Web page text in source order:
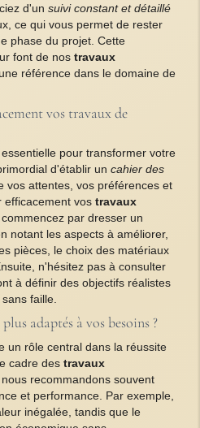
d'un suivi constant et détaillé
ce qui vous permet de rester
phase du projet. Cette
font de nos travaux
une référence dans le domaine de
vos travaux de
pour transformer votre
d'établir un cahier des
vos attentes, vos préférences et
efficacement vos travaux
commencez par dresser un
notant les aspects à améliorer,
pièces, le choix des matériaux
n'hésitez pas à consulter
à définir des objectifs réalistes
faille.
adaptés à vos besoins ?
un rôle central dans la réussite
cadre des travaux
nous recommandons souvent
et performance. Par exemple,
inégalée, tandis que le